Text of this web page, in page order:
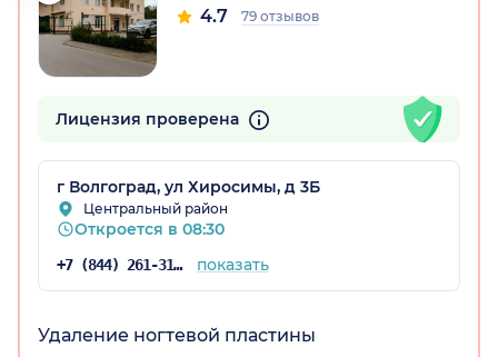
обл.)
4.7 79 отзывов
Лицензия проверена
г Волгоград, ул Хиросимы, д 3Б
Центральный район
Откроется в 08:30
+7 (844) 261-31-59 показать
Удаление ногтевой пластины